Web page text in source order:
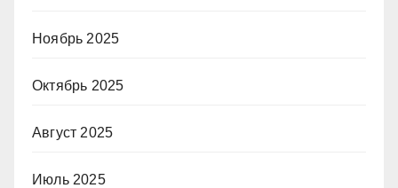
Ноябрь 2025
Октябрь 2025
Август 2025
Июль 2025